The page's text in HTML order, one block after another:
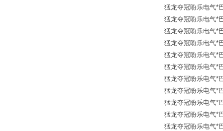
猛龙夺冠盼乐电气*
猛龙夺冠盼乐电气*
猛龙夺冠盼乐电气*
猛龙夺冠盼乐电气*
猛龙夺冠盼乐电气*
猛龙夺冠盼乐电气*
猛龙夺冠盼乐电气*
猛龙夺冠盼乐电气*
猛龙夺冠盼乐电气*
猛龙夺冠盼乐电气*
猛龙夺冠盼乐电气*